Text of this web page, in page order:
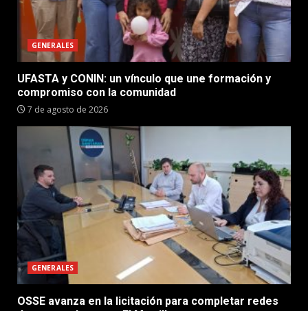
GENERALES
UFASTA y CONIN: un vínculo que une formación y
compromiso con la comunidad
7 de agosto de 2026
GENERALES
OSSE avanza en la licitación para completar redes